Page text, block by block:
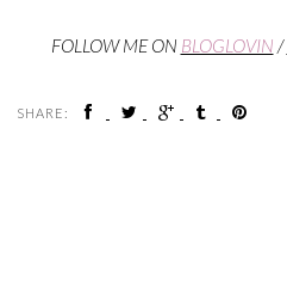
FOLLOW ME ON BLOGLOVIN /
SHARE: